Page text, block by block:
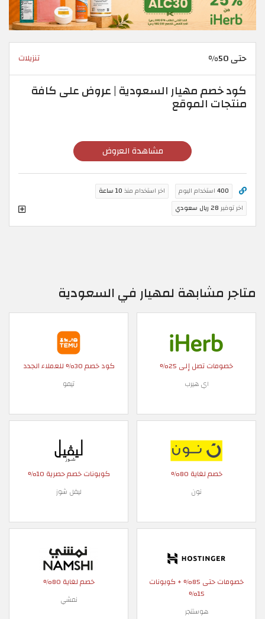
حتى 50% تنزيلات
كود خصم مهيار السعودية | عروض على كافة
منتجات الموقع
مشاهدة العروض
400 استخدام اليوم اخر استخدام منذ 10 ساعة
اخر توفير 28 ريال سعودي
متاجر مشابهة لمهيار في السعودية
خصومات تصل إلى 25%
اي هيرب
كود خصم 30% للعملاء الجدد
تيمو
خصم لغاية 80%
نون
كوبونات خصم حصرية 10%
ليفل شوز
خصومات حتى 85% + كوبونات
15%
هوستنجر
خصم لغاية 80%
نمشي